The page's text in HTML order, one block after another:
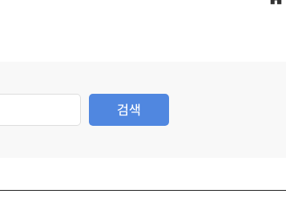
검색